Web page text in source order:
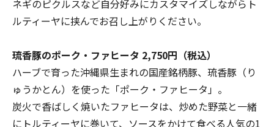
ネギのピクルスなど自分好みにカスタマイズしながらト
ルティーヤに挟んでお召し上がりください。
琉香豚のポーク・ファヒータ 2,750円（税込）
ハーブで育った沖縄県生まれの国産銘柄豚、琉香豚（り
ゅうかとん）を使った「ポーク・ファヒータ」。
炭火で香ばしく焼いたファヒータは、炒めた野菜と一緒
にトルティーヤに巻いて、ソースをかけて食べる人気の1